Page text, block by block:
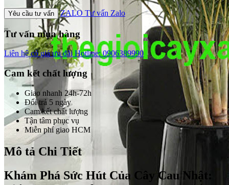
Yêu cầu tư vấn ZALO Tư vấn Zalo
Tư vấn mua hàng
Liên hệ có giá ưu đãiHotline: 0906389990
Cam kết chất lượng
Giao nhanh 24h-72h
Đổi trả 5 ngày
Cam kết chất lượng
Tận tâm phục vụ
Miễn phí giao HCM
Mô tả Chi Tiết
Khám Phá Sức Hút Của Cây Cau Nhật